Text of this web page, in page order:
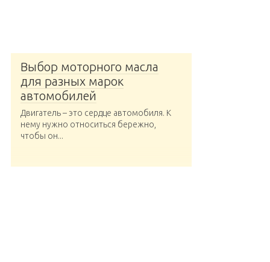
Выбор моторного масла
для разных марок
автомобилей
Двигатель – это сердце автомобиля. К
нему нужно относиться бережно,
чтобы он...